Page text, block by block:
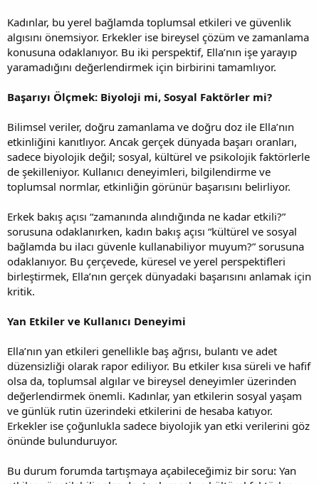
Kadınlar, bu yerel bağlamda toplumsal etkileri ve güvenlik
algısını önemsiyor. Erkekler ise bireysel çözüm ve zamanlama
konusuna odaklanıyor. Bu iki perspektif, Ella’nın işe yarayıp
yaramadığını değerlendirmek için birbirini tamamlıyor.
Başarıyı Ölçmek: Biyoloji mi, Sosyal Faktörler mi?
Bilimsel veriler, doğru zamanlama ve doğru doz ile Ella’nın
etkinliğini kanıtlıyor. Ancak gerçek dünyada başarı oranları,
sadece biyolojik değil; sosyal, kültürel ve psikolojik faktörlerle
de şekilleniyor. Kullanıcı deneyimleri, bilgilendirme ve
toplumsal normlar, etkinliğin görünür başarısını belirliyor.
Erkek bakış açısı “zamanında alındığında ne kadar etkili?”
sorusuna odaklanırken, kadın bakış açısı “kültürel ve sosyal
bağlamda bu ilacı güvenle kullanabiliyor muyum?” sorusuna
odaklanıyor. Bu çerçevede, küresel ve yerel perspektifleri
birleştirmek, Ella’nın gerçek dünyadaki başarısını anlamak için
kritik.
Yan Etkiler ve Kullanıcı Deneyimi
Ella’nın yan etkileri genellikle baş ağrısı, bulantı ve adet
düzensizliği olarak rapor ediliyor. Bu etkiler kısa süreli ve hafif
olsa da, toplumsal algılar ve bireysel deneyimler üzerinden
değerlendirmek önemli. Kadınlar, yan etkilerin sosyal yaşam
ve günlük rutin üzerindeki etkilerini de hesaba katıyor.
Erkekler ise çoğunlukla sadece biyolojik yan etki verilerini göz
önünde bulunduruyor.
Bu durum forumda tartışmaya açabileceğimiz bir soru: Yan